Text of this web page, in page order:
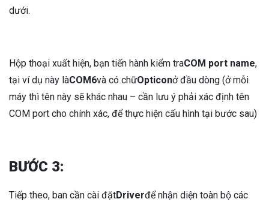
dưới.
Hộp thoại xuất hiện, bạn tiến hành kiểm traCOM port name,
tại ví dụ này làCOM6và có chữOpticonở đầu dòng (ở mỗi
máy thì tên này sẽ khác nhau – cần lưu ý phải xác định tên
COM port cho chính xác, để thực hiện cấu hình tại bước sau)
BƯỚC 3:
Tiếp theo, ban cần cài đặtDriverđể nhận diện toàn bộ các